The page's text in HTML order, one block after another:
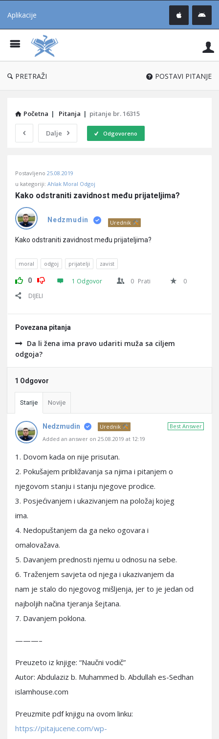
Aplikacije
®
PRETRAŽI POSTAVI PITANJE
Početna | Pitanja | pitanje br. 16315
Dalje Odgovoreno
Učene
Latest
Pitanja
Postavljeno 25.08.2019
u kategoriji: Ahlak Moral Odgoj
Kako odstraniti zavidnost među prijateljima?
Nedzmudin Urednik
Kako odstraniti zavidnost među prijateljima?
moral odgoj prijatelji zavist
0 1 Odgovor 0 Prati
0
DIJELI
Povezana pitanja
Da li žena ima pravo udariti muža sa ciljem
odgoja?
1 Odgovor
Starije Novije
Best Answer
Nedzmudin
Urednik
Added an answer on 25.08.2019 at 12:19
1. Dovom kada on nije prisutan.
2. Pokušajem približavanja sa njima i pitanjem o
njegovom stanju i stanju njegove prodice.
3. Posjećivanjem i ukazivanjem na položaj kojeg
ima.
4. Nedopuštanjem da ga neko ogovara i
omalovažava.
5. Davanjem prednosti njemu u odnosu na sebe.
6. Traženjem savjeta od njega i ukazivanjem da
nam je stalo do njegovog mišljenja, jer to je jedan od
najboljih načina tjeranja šejtana.
7. Davanjem poklona.
———–
Preuzeto iz knjige: “Naučni vodič”
Autor: Abdulaziz b. Muhammed b. Abdullah es-Sedhan
islamhouse.com
Preuzmite pdf knjigu na ovom linku:
https://pitajucene.com/wp-